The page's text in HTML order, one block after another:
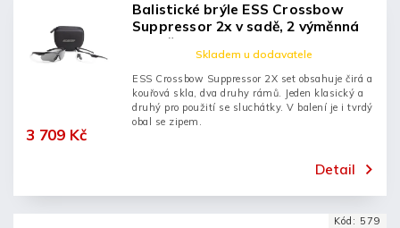
Balistické brýle ESS Crossbow
Suppressor 2x v sadě, 2 výměnná
skla, černá
Skladem u dodavatele
3 709 Kč
Detail
ESS Crossbow Suppressor 2X set obsahuje čirá a
kouřová skla, dva druhy rámů. Jeden klasický a
druhý pro použití se sluchátky. V balení je i tvrdý
obal se zipem.
Kód: 579